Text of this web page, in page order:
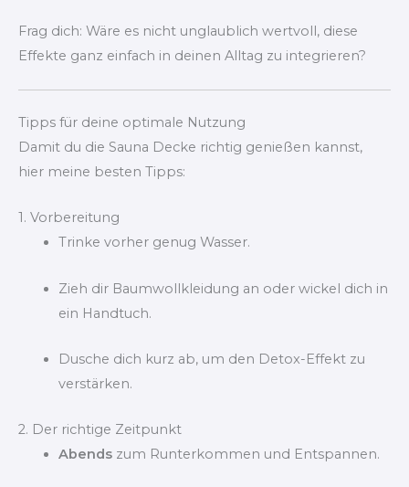
Frag dich: Wäre es nicht unglaublich wertvoll, diese
Effekte ganz einfach in deinen Alltag zu integrieren?
Tipps für deine optimale Nutzung
Damit du die Sauna Decke richtig genießen kannst,
hier meine besten Tipps:
1. Vorbereitung
Trinke vorher genug Wasser.
Zieh dir Baumwollkleidung an oder wickel dich in
ein Handtuch.
Dusche dich kurz ab, um den Detox-Effekt zu
verstärken.
2. Der richtige Zeitpunkt
Abendszum Runterkommen und Entspannen.